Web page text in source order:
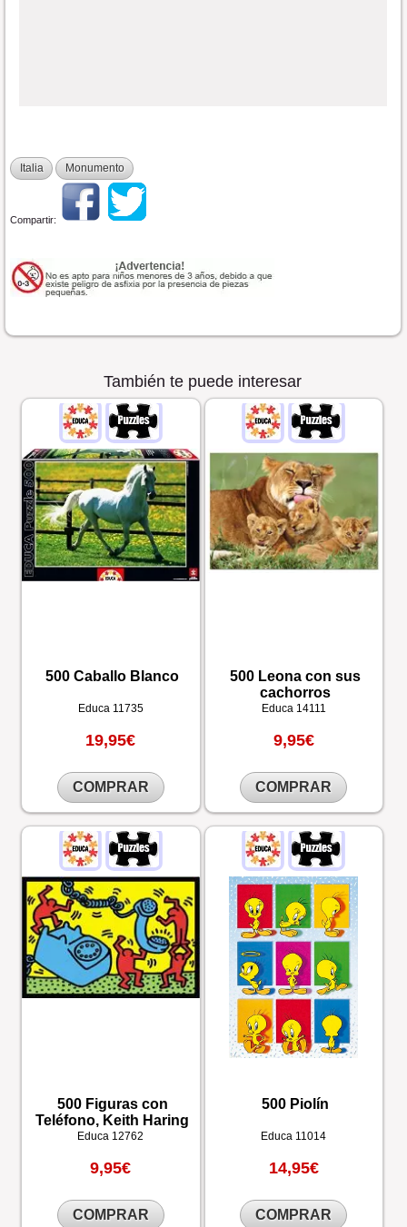
Italia Monumento
Compartir:
También te puede interesar
500 Caballo Blanco
Educa 11735
19,95€
COMPRAR
500 Leona con sus
cachorros
Educa 14111
9,95€
COMPRAR
500 Figuras con
Teléfono, Keith Haring
Educa 12762
9,95€
COMPRAR
500 Piolín
Educa 11014
14,95€
COMPRAR